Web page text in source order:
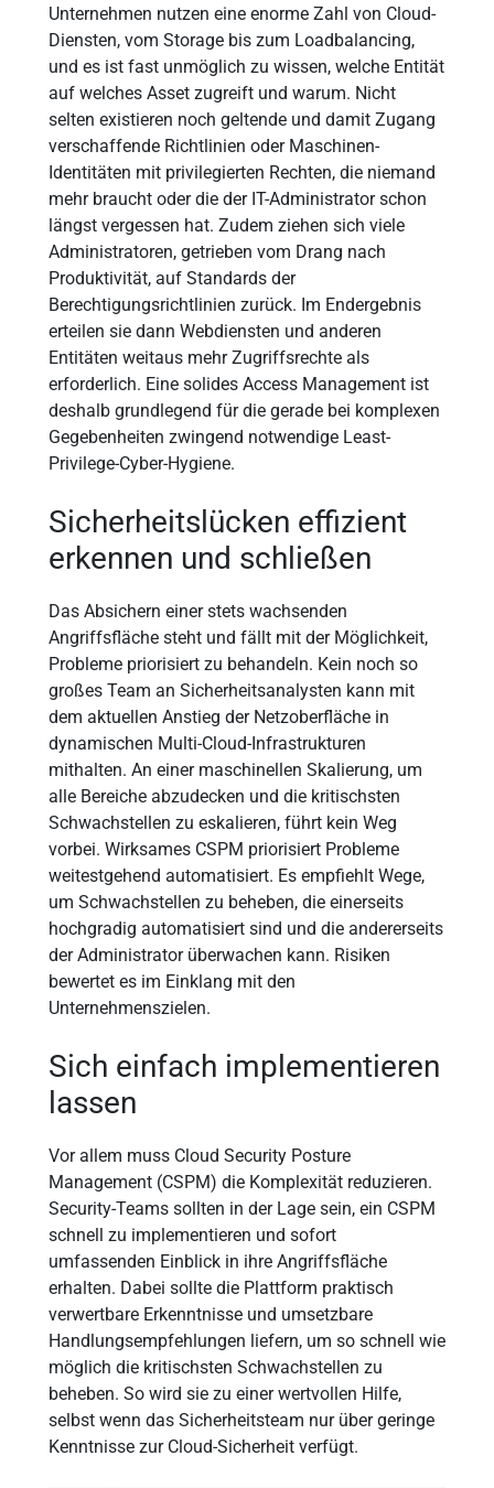
Unternehmen nutzen eine enorme Zahl von Cloud-
Diensten, vom Storage bis zum Loadbalancing,
und es ist fast unmöglich zu wissen, welche Entität
auf welches Asset zugreift und warum. Nicht
selten existieren noch geltende und damit Zugang
verschaffende Richtlinien oder Maschinen-
Identitäten mit privilegierten Rechten, die niemand
mehr braucht oder die der IT-Administrator schon
längst vergessen hat. Zudem ziehen sich viele
Administratoren, getrieben vom Drang nach
Produktivität, auf Standards der
Berechtigungsrichtlinien zurück. Im Endergebnis
erteilen sie dann Webdiensten und anderen
Entitäten weitaus mehr Zugriffsrechte als
erforderlich. Eine solides Access Management ist
deshalb grundlegend für die gerade bei komplexen
Gegebenheiten zwingend notwendige Least-
Privilege-Cyber-Hygiene.
Sicherheitslücken effizient
erkennen und schließen
Das Absichern einer stets wachsenden
Angriffsfläche steht und fällt mit der Möglichkeit,
Probleme priorisiert zu behandeln. Kein noch so
großes Team an Sicherheitsanalysten kann mit
dem aktuellen Anstieg der Netzoberfläche in
dynamischen Multi-Cloud-Infrastrukturen
mithalten. An einer maschinellen Skalierung, um
alle Bereiche abzudecken und die kritischsten
Schwachstellen zu eskalieren, führt kein Weg
vorbei. Wirksames CSPM priorisiert Probleme
weitestgehend automatisiert. Es empfiehlt Wege,
um Schwachstellen zu beheben, die einerseits
hochgradig automatisiert sind und die andererseits
der Administrator überwachen kann. Risiken
bewertet es im Einklang mit den
Unternehmenszielen.
Sich einfach implementieren
lassen
Vor allem muss Cloud Security Posture
Management (CSPM) die Komplexität reduzieren.
Security-Teams sollten in der Lage sein, ein CSPM
schnell zu implementieren und sofort
umfassenden Einblick in ihre Angriffsfläche
erhalten. Dabei sollte die Plattform praktisch
verwertbare Erkenntnisse und umsetzbare
Handlungsempfehlungen liefern, um so schnell wie
möglich die kritischsten Schwachstellen zu
beheben. So wird sie zu einer wertvollen Hilfe,
selbst wenn das Sicherheitsteam nur über geringe
Kenntnisse zur Cloud-Sicherheit verfügt.